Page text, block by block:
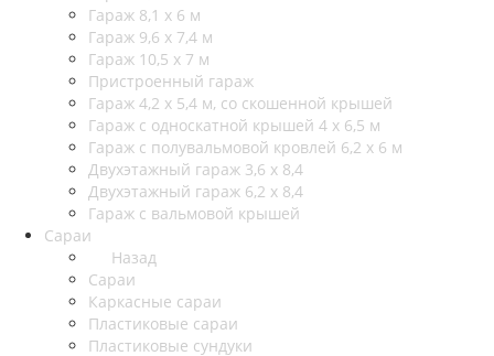
Гараж 8,1 х 6 м
Гараж 9,6 х 7,4 м
Гараж 10,5 х 7 м
Пристроенный гараж
Гараж 4,2 х 5,4 м, со скошенной крышей
Гараж с односкатной крышей 4 х 6,5 м
Гараж с полувальмовой кровлей 6,2 х 6 м
Двухэтажный гараж 3,6 х 8,4
Двухэтажный гараж 6,2 х 8,4
Гараж с вальмовой крышей
Сараи
Назад
Сараи
Каркасные сараи
Пластиковые сараи
Пластиковые сундуки